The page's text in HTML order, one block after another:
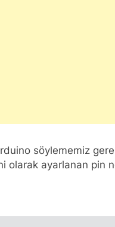
söylememiz
olarak ayarlanan